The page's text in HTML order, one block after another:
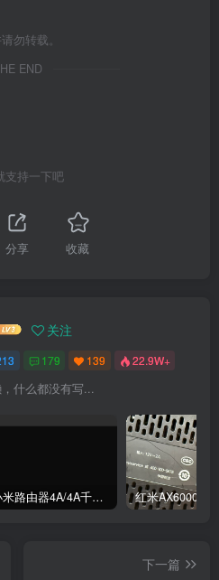
勿转载。
END
支持一下吧
分享 收藏
关注
179 139 22.9W+
什么都没有写...
小米路由器4A/4A千兆版/R4A/R4AC傻瓜式刷机教程breed版+openwrt分区版支持V1V2+恢复原厂教程
下一篇